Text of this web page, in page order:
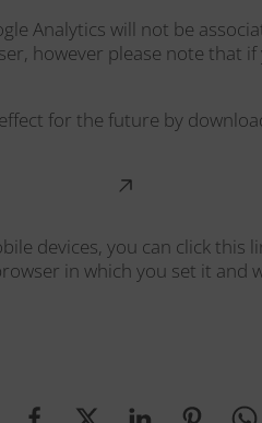
Analytics will not be
however please note that
for the future by
devices, you can click
in which you set it and